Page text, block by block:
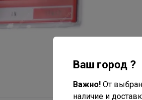
Ваш город ?
Важно! От
наличие и